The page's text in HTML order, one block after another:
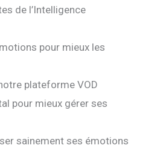
de l’Intelligence
pour mieux les
plateforme VOD
pour mieux gérer ses
sainement ses émotions